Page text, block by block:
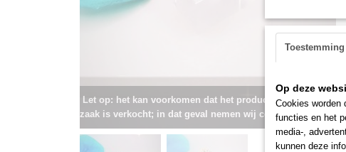
Let op: het kan voorkomen dat het product onlangs in de
zaak is verkocht; in dat geval nemen wij contact met u op.
Toestemming
Op deze
Cookies worden
functies en het
media-,
kunnen deze